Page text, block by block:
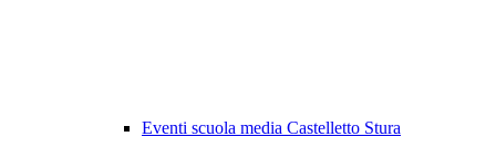
Eventi scuola media Castelletto Stura